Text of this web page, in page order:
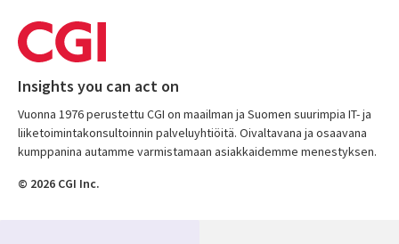
Insights you can act on
Vuonna 1976 perustettu CGI on maailman ja Suomen suurimpia IT- ja
liiketoimintakonsultoinnin palveluyhtiöitä. Oivaltavana ja osaavana
kumppanina autamme varmistamaan asiakkaidemme menestyksen.
© 2026 CGI Inc.